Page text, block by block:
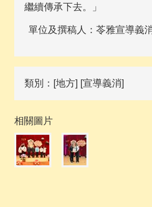
繼續傳承下去。」
單位及撰稿人：苓雅宣導義
類別：[地方] [宣導義消]
相關圖片